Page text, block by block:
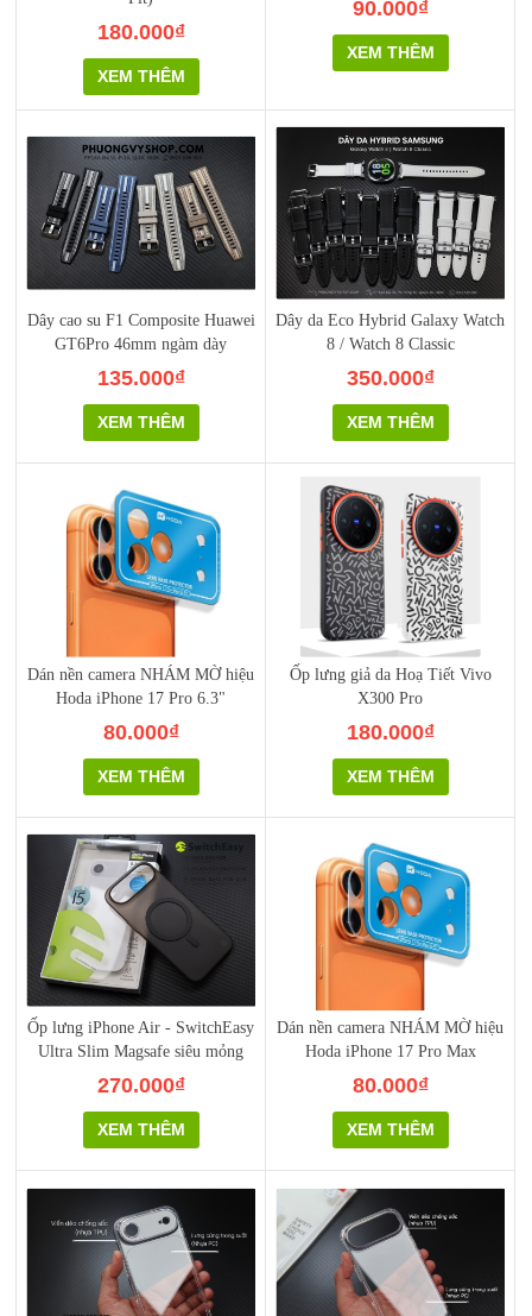
180.000₫
XEM THÊM
90.000₫
XEM THÊM
Dây cao su F1 Composite Huawei
GT6Pro 46mm ngàm dày
135.000₫
XEM THÊM
Dây da Eco Hybrid Galaxy Watch
8 / Watch 8 Classic
350.000₫
XEM THÊM
Dán nền camera NHÁM MỜ hiệu
Hoda iPhone 17 Pro 6.3"
80.000₫
XEM THÊM
Ốp lưng giả da Hoạ Tiết Vivo
X300 Pro
180.000₫
XEM THÊM
Ốp lưng iPhone Air - SwitchEasy
Ultra Slim Magsafe siêu mỏng
270.000₫
XEM THÊM
Dán nền camera NHÁM MỜ hiệu
Hoda iPhone 17 Pro Max
80.000₫
XEM THÊM